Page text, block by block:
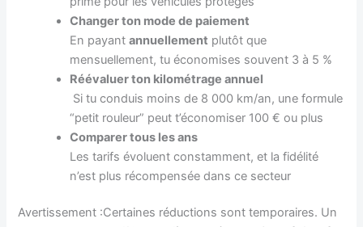
Changer ton mode de paiement
En payantannuellement plutôt que
mensuellement, tu économises souvent 3 à 5 %
Réévaluer ton kilométrage annuel
Si tu conduis moins de 8 000 km/an, une formule
“petit rouleur” peut t’économiser 100 € ou plus
Comparer tous les ans
Les tarifs évoluent constamment, et la fidélité
n’est plus récompensée dans ce secteur
Avertissement :Certaines réductions sont temporaires. Un